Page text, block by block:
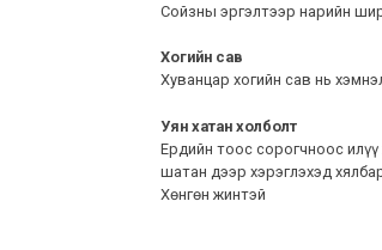
Сойзны эргэлтээр нарийн
Хогийн сав
Хуванцар хогийн сав нь
Уян хатан холболт
Ердийн тоос сорогчноос
шатан дээр хэрэглэхэд
Хөнгөн жинтэй